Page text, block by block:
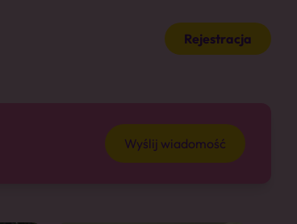
Rejestracja
Wyślij wiadomość